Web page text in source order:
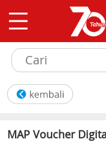
MAP Voucher